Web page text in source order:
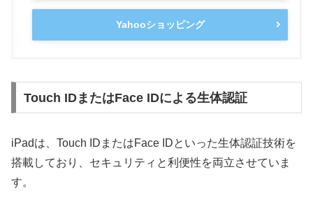
Yahooショッピング
Touch IDまたはFace IDによる生体認証
iPadは、Touch IDまたはFace IDといった生体認証技術を
搭載しており、セキュリティと利便性を両立させていま
す。